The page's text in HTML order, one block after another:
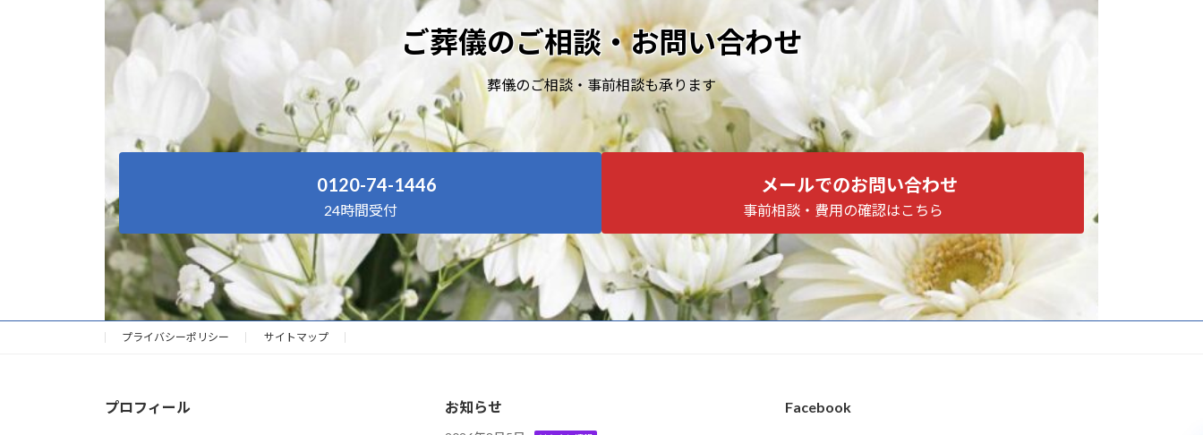
ご葬儀のご相談・お問い合わせ
葬儀のご相談・事前相談も承ります
0120-74-1446
24時間受付
メールでのお問い合わせ
事前相談・費用の確認はこちら
プライバシーポリシー サイトマップ
プロフィール お知らせ Facebook